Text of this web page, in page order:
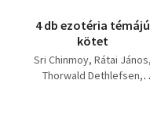
4 db ezotéria témájú
kötet
Sri Chinmoy Rátai János
Thorwald Dethlefsen